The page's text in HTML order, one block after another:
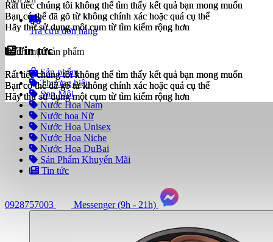
Rất tiếc chúng tôi không thể tìm thấy kết quả bạn mong muốn
Bạn có thể đã gõ từ không chính xác hoặc quá cụ thể
Hãy thử sử dụng một cụm từ tìm kiếm rộng hơn
Tin tức
Rất tiếc chúng tôi không thể tìm thấy kết quả bạn mong muốn
Bạn có thể đã gõ từ không chính xác hoặc quá cụ thể
Hãy thử sử dụng một cụm từ tìm kiếm rộng hơn
Rất tiếc chúng tôi không thể tìm thấy kết quả bạn mong muốn
Bạn có thể đã gõ từ không chính xác hoặc quá cụ thể
Hãy thử sử dụng một cụm từ tìm kiếm rộng hơn
Tin tức
Rất tiếc chúng tôi không thể tìm thấy kết quả bạn mong muốn
Bạn có thể đã gõ từ không chính xác hoặc quá cụ thể
Hãy thử sử dụng một cụm từ tìm kiếm rộng hơn
Tra cứu đơn hàng
Danh mục sản phẩm
Sản phẩm
Thương hiệu
Son Môi
Nước Hoa Nam
Nước hoa Nữ
Nước Hoa Unisex
Nước Hoa Niche
Nước Hoa DuBai
Sản Phẩm Khuyến Mãi
Tin tức
0928757003
Messenger (9h - 21h)